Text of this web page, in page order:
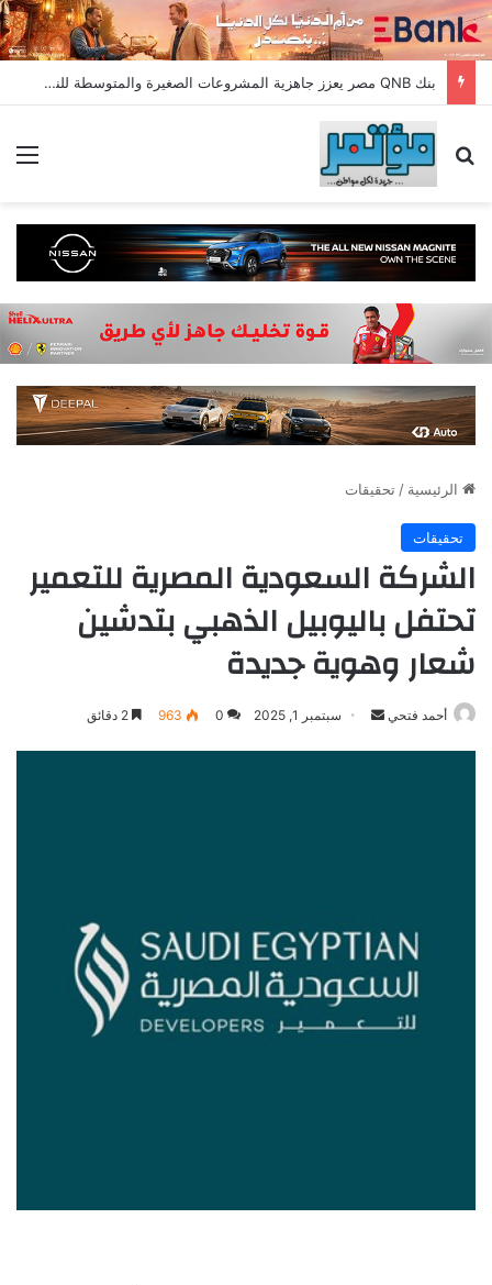
بنك QNB مصر يعزز جاهزية المشروعات الصغيرة والمتوسطة للنمو والتوسع من خلال برنامج أبطال المشروعات الصغيرة والمتوسطة
بحث عن
الرئيسية / تحقيقات
تحقيقات
الشركة السعودية المصرية للتعمير
تحتفل باليوبيل الذهبي بتدشين
شعار وهوية جديدة
أحمد فتحي
أرسل سبتمبر 1, 2025 0
963